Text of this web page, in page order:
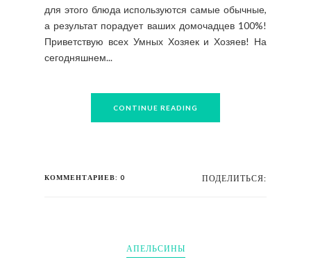
для этого блюда используются самые обычные,
а результат порадует ваших домочадцев 100%!
Приветствую всех Умных Хозяек и Хозяев! На
сегодняшнем...
CONTINUE READING
КОММЕНТАРИЕВ: 0 ПОДЕЛИТЬСЯ:
АПЕЛЬСИНЫ